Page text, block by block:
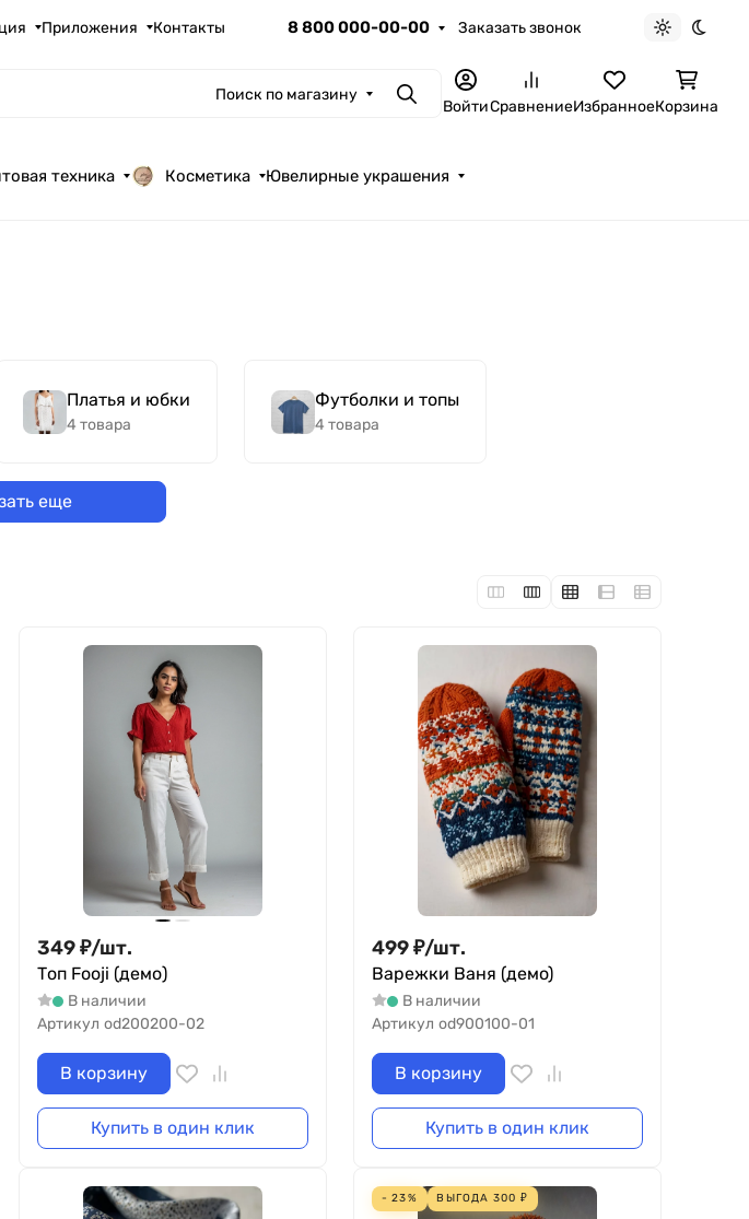
Приложения Контакты 8 800 000-00-00 Заказать звонок
Светлая
Поиск по магазину ПоискВойтиСравнениеИзбранноеКорзина
техника Косметика Ювелирные украшения
Платья и юбки
4 товара
Футболки и топы
4 товара
еще
349₽/шт.
Топ Fooji (демо)
В наличии
Артикул od200200-02
В корзину
Купить в один клик
499₽/шт.
Варежки Ваня (демо)
В наличии
Артикул od900100-01
В корзину
Купить в один клик
- 23% ВЫГОДА 300 ₽